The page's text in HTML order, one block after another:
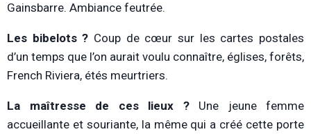
Gainsbarre. Ambiance feutrée.
Les bibelots ? Coup de cœur sur les cartes postales
d’un temps que l’on aurait voulu connaître, églises, forêts,
French Riviera, étés meurtriers.
La maîtresse de ces lieux ?Une jeune femme
accueillante et souriante, la même qui a créé cette porte